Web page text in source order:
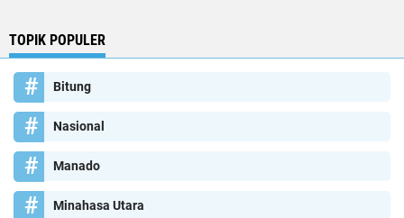
TOPIK POPULER
Bitung
Nasional
Manado
Minahasa Utara